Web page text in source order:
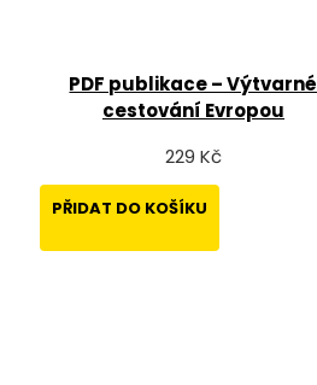
PDF publikace – Výtvarné
cestování Evropou
229 Kč
PŘIDAT DO KOŠÍKU